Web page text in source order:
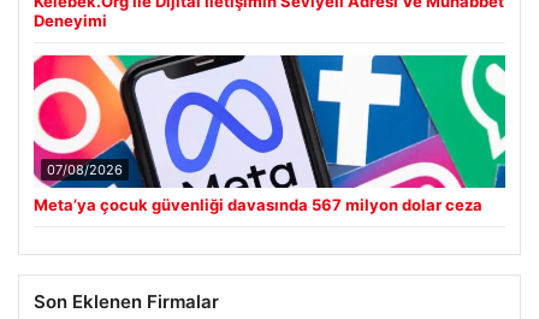
Deneyimi
07/08/2026
Meta’ya çocuk güvenliği davasında 567 milyon dolar ceza
Son Eklenen Firmalar